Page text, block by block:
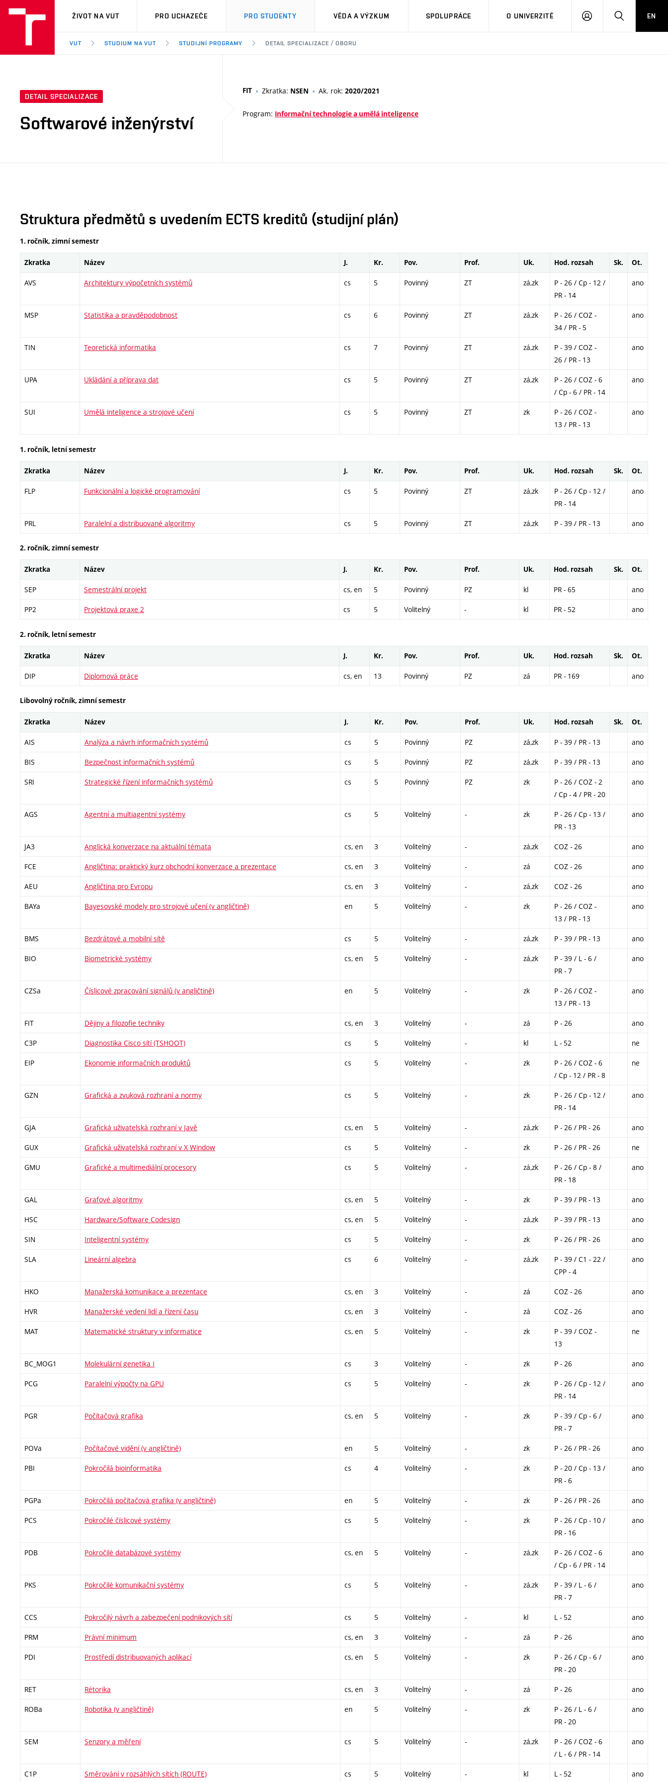
VUT
ŽIVOT NA VUT PRO UCHAZEČE PRO STUDENTY VĚDA A VÝZKUM SPOLUPRÁCE O UNIVERZITĚ
PŘIHLÁSIT HLEDATEN
VUT STUDIUM NA VUT STUDIJNÍ PROGRAMY DETAIL SPECIALIZACE / OBORU
DETAIL SPECIALIZACE
Softwarové inženýrství
FIT Zkratka: NSEN Ak. rok: 2020/2021
Program: Informační technologie a umělá inteligence
Struktura předmětů s uvedením ECTS kreditů (studijní plán)
1. ročník, zimní semestr
Zkratka Název J. Kr. Pov. Prof. Uk. Hod. rozsah Sk. Ot.
AVS Architektury výpočetních systémů cs 5 Povinný ZT zá,zk
P - 26 / Cp - 12 /
PR - 14
ano
MSP Statistika a pravděpodobnost cs 6 Povinný ZT zá,zk
P - 26 / COZ -
34 / PR - 5
ano
TIN Teoretická informatika cs 7 Povinný ZT zá,zk
P - 39 / COZ -
26 / PR - 13
ano
UPA Ukládání a příprava dat cs 5 Povinný ZT zá,zk
P - 26 / COZ - 6
/ Cp - 6 / PR - 14
ano
SUI Umělá inteligence a strojové učení cs 5 Povinný ZT zk
P - 26 / COZ -
13 / PR - 13
ano
1. ročník, letní semestr
Zkratka Název J. Kr. Pov. Prof. Uk. Hod. rozsah Sk. Ot.
FLP Funkcionální a logické programování cs 5 Povinný ZT zá,zk
P - 26 / Cp - 12 /
PR - 14
ano
PRL Paralelní a distribuované algoritmy cs 5 Povinný ZT zá,zk P - 39 / PR - 13 ano
2. ročník, zimní semestr
Zkratka Název J. Kr. Pov. Prof. Uk. Hod. rozsah Sk. Ot.
SEP Semestrální projekt cs, en 5 Povinný PZ kl PR - 65 ano
PP2 Projektová praxe 2 cs 5 Volitelný - kl PR - 52 ano
2. ročník, letní semestr
Zkratka Název J. Kr. Pov. Prof. Uk. Hod. rozsah Sk. Ot.
DIP Diplomová práce cs, en 13 Povinný PZ zá PR - 169 ano
Libovolný ročník, zimní semestr
Zkratka Název J. Kr. Pov. Prof. Uk. Hod. rozsah Sk. Ot.
AIS Analýza a návrh informačních systémů cs 5 Povinný PZ zá,zk P - 39 / PR - 13 ano
BIS Bezpečnost informačních systémů cs 5 Povinný PZ zá,zk P - 39 / PR - 13 ano
SRI Strategické řízení informačních systémů cs 5 Povinný PZ zk
P - 26 / COZ - 2
/ Cp - 4 / PR - 20
ano
AGS Agentní a multiagentní systémy cs 5 Volitelný - zk
P - 26 / Cp - 13 /
PR - 13
ano
JA3 Anglická konverzace na aktuální témata cs, en 3 Volitelný - zá,zk COZ - 26 ano
FCE Angličtina: praktický kurz obchodní konverzace a prezentace cs, en 3 Volitelný - zá COZ - 26 ano
AEU Angličtina pro Evropu cs, en 3 Volitelný - zá,zk COZ - 26 ano
BAYa Bayesovské modely pro strojové učení (v angličtině) en 5 Volitelný - zk
P - 26 / COZ -
13 / PR - 13
ano
BMS Bezdrátové a mobilní sítě cs 5 Volitelný - zá,zk P - 39 / PR - 13 ano
BIO Biometrické systémy cs, en 5 Volitelný - zá,zk
P - 39 / L - 6 /
PR - 7
ano
CZSa Číslicové zpracování signálů (v angličtině) en 5 Volitelný - zk
P - 26 / COZ -
13 / PR - 13
ano
FIT Dějiny a filozofie techniky cs, en 3 Volitelný - zá P - 26 ano
C3P Diagnostika Cisco sítí (TSHOOT) cs 5 Volitelný - kl L - 52 ne
EIP Ekonomie informačních produktů cs 5 Volitelný - zk
P - 26 / COZ - 6
/ Cp - 12 / PR - 8
ne
GZN Grafická a zvuková rozhraní a normy cs 5 Volitelný - zk
P - 26 / Cp - 12 /
PR - 14
ano
GJA Grafická uživatelská rozhraní v Javě cs, en 5 Volitelný - zá,zk P - 26 / PR - 26 ano
GUX Grafická uživatelská rozhraní v X Window cs 5 Volitelný - zk P - 26 / PR - 26 ne
GMU Grafické a multimediální procesory cs 5 Volitelný - zá,zk
P - 26 / Cp - 8 /
PR - 18
ano
GAL Grafové algoritmy cs, en 5 Volitelný - zk P - 39 / PR - 13 ano
HSC Hardware/Software Codesign cs, en 5 Volitelný - zá,zk P - 39 / PR - 13 ano
SIN Inteligentní systémy cs 5 Volitelný - zk P - 26 / PR - 26 ano
SLA Lineární algebra cs 6 Volitelný - zá,zk
P - 39 / C1 - 22 /
CPP - 4
ano
HKO Manažerská komunikace a prezentace cs, en 3 Volitelný - zá COZ - 26 ano
HVR Manažerské vedení lidí a řízení času cs, en 3 Volitelný - zá COZ - 26 ano
MAT Matematické struktury v informatice cs, en 5 Volitelný - zk
P - 39 / COZ -
13
ne
BC_MOG1 Molekulární genetika I cs 3 Volitelný - zk P - 26 ano
PCG Paralelní výpočty na GPU cs 5 Volitelný - zk
P - 26 / Cp - 12 /
PR - 14
ano
PGR Počítačová grafika cs, en 5 Volitelný - zk
P - 39 / Cp - 6 /
PR - 7
ano
POVa Počítačové vidění (v angličtině) en 5 Volitelný - zk P - 26 / PR - 26 ano
PBI Pokročilá bioinformatika cs 4 Volitelný - zk
P - 20 / Cp - 13 /
PR - 6
ano
PGPa Pokročilá počítačová grafika (v angličtině) en 5 Volitelný - zk P - 26 / PR - 26 ano
PCS Pokročilé číslicové systémy cs 5 Volitelný - zk
P - 26 / Cp - 10 /
PR - 16
ano
PDB Pokročilé databázové systémy cs, en 5 Volitelný - zá,zk
P - 26 / COZ - 6
/ Cp - 6 / PR - 14
ano
PKS Pokročilé komunikační systémy cs 5 Volitelný - zá,zk
P - 39 / L - 6 /
PR - 7
ano
CCS Pokročilý návrh a zabezpečení podnikových sítí cs 5 Volitelný - kl L - 52 ano
PRM Právní minimum cs, en 3 Volitelný - zá P - 26 ano
PDI Prostředí distribuovaných aplikací cs, en 5 Volitelný - zk
P - 26 / Cp - 6 /
PR - 20
ano
RET Rétorika cs, en 3 Volitelný - zá P - 26 ano
ROBa Robotika (v angličtině) en 5 Volitelný - zk
P - 26 / L - 6 /
PR - 20
ano
SEM Senzory a měření cs 5 Volitelný - zá,zk
P - 26 / COZ - 6
/ L - 6 / PR - 14
ano
C1P Směrování v rozsáhlých sítích (ROUTE) cs 5 Volitelný - kl L - 52 ano